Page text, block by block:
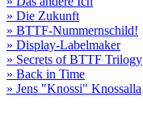
» Die Zukunft
» BTTF-Nummernschild!
» Display-Labelmaker
» Secrets of BTTF Trilogy
» Back in Time
» Jens "Knossi" Knossalla